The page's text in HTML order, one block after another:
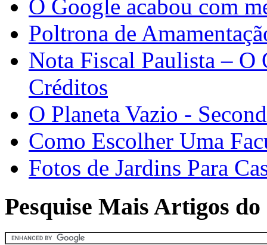
O Google acabou com
Poltrona de
Nota Fiscal Paulista – O
Créditos
O Planeta Vazio -
Como Escolher Uma
Fotos de Jardins Para
Pesquise Mais Artigos do